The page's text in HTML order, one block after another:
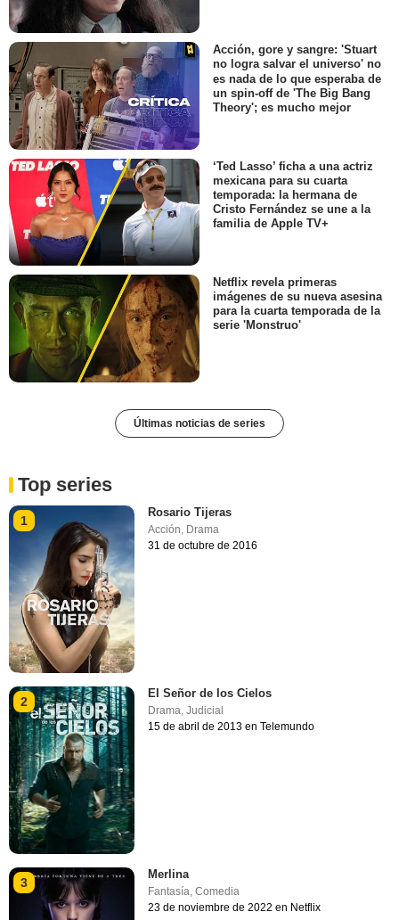
Acción, gore y sangre: 'Stuart
no logra salvar el universo' no
es nada de lo que esperaba de
un spin-off de 'The Big Bang
Theory'; es mucho mejor
‘Ted Lasso’ ficha a una actriz
mexicana para su cuarta
temporada: la hermana de
Cristo Fernández se une a la
familia de Apple TV+
Netflix revela primeras
imágenes de su nueva asesina
para la cuarta temporada de la
serie 'Monstruo'
Últimas noticias de series
Top series
1
Rosario Tijeras
Acción Drama
31 de octubre de 2016
2
El Señor de los Cielos
Drama,Judicial
15 de abril de 2013 en Telemundo
3
Merlina
Fantasía,Comedia
23 de noviembre de 2022 en Netflix